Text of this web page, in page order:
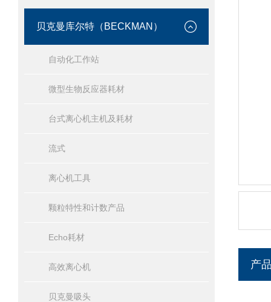
贝克曼库尔特（BECKMAN）
自动化工作站
微型生物反应器耗材
台式离心机主机及耗材
流式
离心机工具
颗粒特性和计数产品
Echo耗材
高效离心机
贝克曼吸头
产